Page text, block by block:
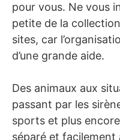
pour vous. Ne vous
petite de la
sites, car
d’une grande aide.
Des animaux aux
passant par les
sports et plus
séparé et facilement